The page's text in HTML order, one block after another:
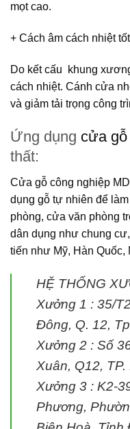
mọt cao.
+ Cách âm cách nhiệt tốt
Do kết cấu khung
cách nhiệt. Cánh cửa
và giảm tải trọng công
Ứng dụng cửa
thất:
Cửa gỗ công nghiệp
dụng gỗ tự nhiên để
phòng, cửa văn phòng
dân dụng như chung
tiến như Mỹ, Hàn
HỆ THỐNG
Xưởng 1 : 35/
Đông, Q. 12,
Xưởng 2 : Số
Xuân, Q12, TP.
Xưởng 3 : K2-
Phương,